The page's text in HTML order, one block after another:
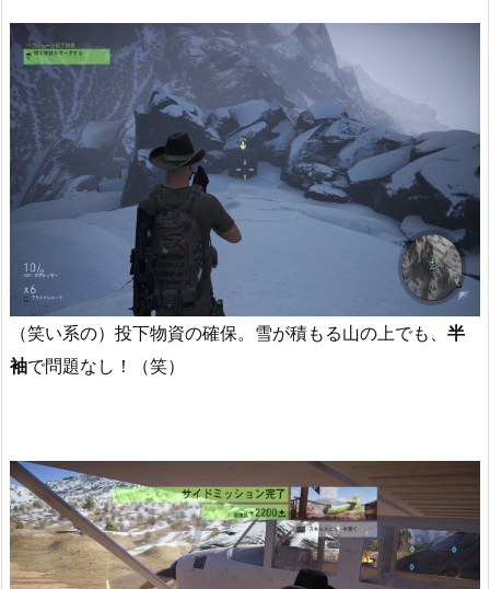
（笑い系の）投下物資の確保。雪が積もる山の上でも、 半
袖で問題なし！（笑）